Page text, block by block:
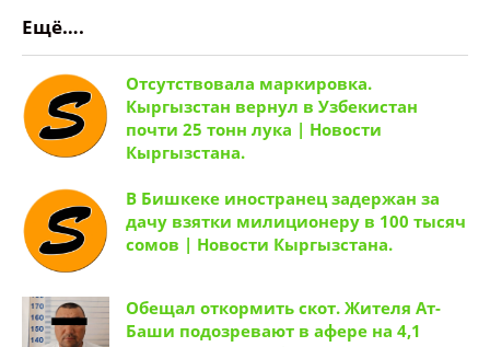
Ещё….
Отсутствовала маркировка.
Кыргызстан вернул в Узбекистан
почти 25 тонн лука | Новости
Кыргызстана.
В Бишкеке иностранец задержан за
дачу взятки милиционеру в 100 тысяч
сомов | Новости Кыргызстана.
Обещал откормить скот. Жителя Ат-
Баши подозревают в афере на 4,1